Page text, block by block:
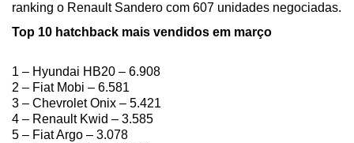
ranking o Renault Sandero com 607 unidades negociadas.
Top 10 hatchback mais vendidos em março
1 – Hyundai HB20 – 6.908
2 – Fiat Mobi – 6.581
3 – Chevrolet Onix – 5.421
4 – Renault Kwid – 3.585
5 – Fiat Argo – 3.078